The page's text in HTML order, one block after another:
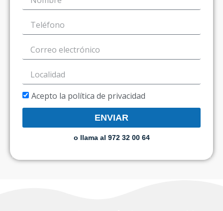
Acepto la política de privacidad
ENVIAR
o llama al 972 32 00 64